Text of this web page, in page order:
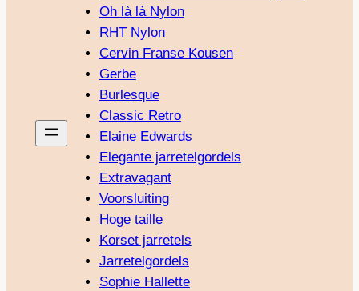
Oh là là Nylon
RHT Nylon
Cervin Franse Kousen
Gerbe
Burlesque
Classic Retro
Elaine Edwards
Elegante jarretelgordels
Extravagant
Voorsluiting
Hoge taille
Korset jarretels
Jarretelgordels
Sophie Hallette